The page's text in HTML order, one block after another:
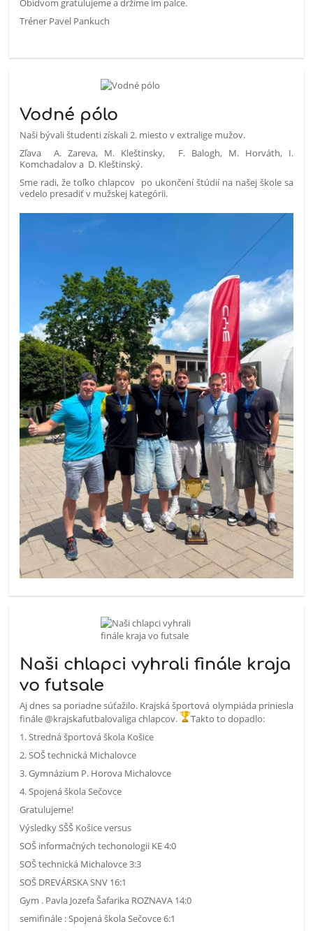
Obidvom gratulujeme a držíme im palce.
Tréner Pavel Pankuch
Vodné pólo
Naši bývali študenti získali 2. miesto v extralige mužov.
Zľava A. Zareva, M. Kleštinsky, F. Balogh, M. Horváth, I.
Komchadalov a D. Kleštinský.
Sme radi, že toľko chlapcov po ukončení štúdií na našej škole sa
vedelo presadiť v mužskej kategórii.
Naši chlapci vyhrali finále kraja
vo futsale
Aj dnes sa poriadne súťažilo. Krajská športová olympiáda priniesla
finále @krajskafutbalovaliga chlapcov.
Takto to dopadlo:
1. Stredná športová škola Košice
2. SOŠ technická Michalovce
3. Gymnázium P. Horova Michalovce
4. Spojená škola Sečovce
Gratulujeme!
Výsledky SŠŠ Košice versus
SOŠ informačných techonologii KE 4:0
SOŠ technická Michalovce 3:3
SOŠ DREVÁRSKA SNV 16:1
Gym . Pavla Jozefa Šafarika ROZNAVA 14:0
semifinále : Spojená škola Sečovce 6:1